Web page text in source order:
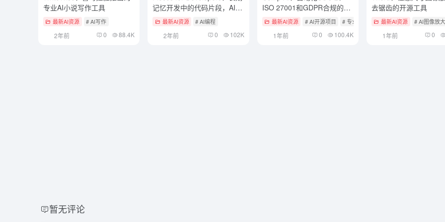
专业AI小说写作工具
最新AI资源 # AI写作
2年前 0 88.4K
记忆开发中的代码片段，AI
助手根据记忆提供智能建议
最新AI资源 # AI编程
2年前 0 102K
ISO 27001和GDPR合规的开
源平台
最新AI资源 # AI开源项目 # 专业生产力工具
1年前 0 100.4K
去锯齿的开源工具
最新AI资源 # AI图像放
1年前 0
暂无评论